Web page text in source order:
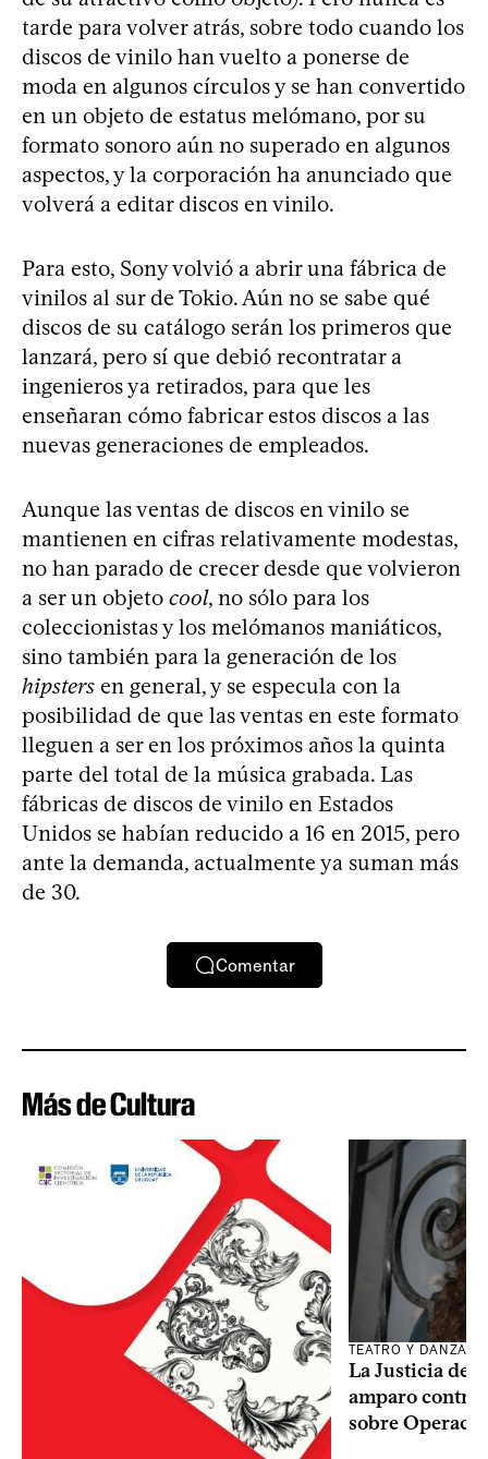
tarde para volver atrás, sobre todo cuando los
discos de vinilo han vuelto a ponerse de
moda en algunos círculos y se han convertido
en un objeto de estatus melómano, por su
formato sonoro aún no superado en algunos
aspectos, y la corporación ha anunciado que
volverá a editar discos en vinilo.
Para esto, Sony volvió a abrir una fábrica de
vinilos al sur de Tokio. Aún no se sabe qué
discos de su catálogo serán los primeros que
lanzará, pero sí que debió recontratar a
ingenieros ya retirados, para que les
enseñaran cómo fabricar estos discos a las
nuevas generaciones de empleados.
Aunque las ventas de discos en vinilo se
mantienen en cifras relativamente modestas,
no han parado de crecer desde que volvieron
a ser un objeto cool, no sólo para los
coleccionistas y los melómanos maniáticos,
sino también para la generación de los
hipsters en general, y se especula con la
posibilidad de que las ventas en este formato
lleguen a ser en los próximos años la quinta
parte del total de la música grabada. Las
fábricas de discos de vinilo en Estados
Unidos se habían reducido a 16 en 2015, pero
ante la demanda, actualmente ya suman más
de 30.
Comentar
Más de Cultura
TEATRO Y DANZA
La Justicia
amparo contra
sobre